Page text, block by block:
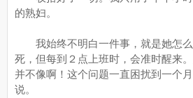
的熟妇。
我始终不明白一件事，就是她怎么
死，但每到２点上班时，会准时醒来
并不像啊！这个问题一直困扰到一个
说。